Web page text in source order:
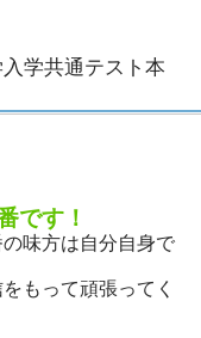
学共通テスト本
です！
味方は自分自身で
もって頑張ってく